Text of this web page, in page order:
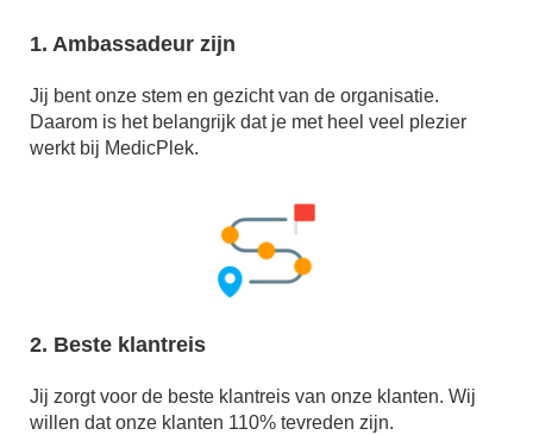
1. Ambassadeur zijn
Jij bent onze stem en gezicht van de organisatie.
Daarom is het belangrijk dat je met heel veel plezier
werkt bij MedicPlek.
2. Beste klantreis
Jij zorgt voor de beste klantreis van onze klanten. Wij
willen dat onze klanten 110% tevreden zijn.